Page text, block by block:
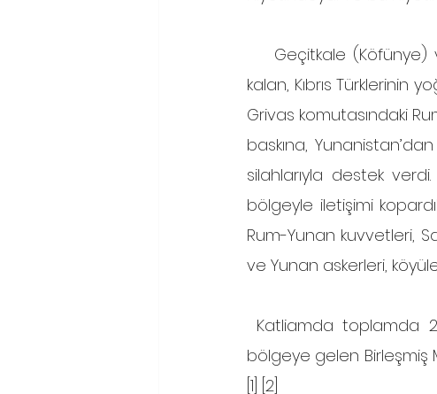
kalan, Kıbrıs Türklerinin
Grivas komutasındaki
baskına,
silahlarıyla destek
bölgeyle iletişimi
Rum-Yunan kuvvetleri,
ve Yunan askerleri,
bölgeye gelen Birleşmiş
[1] [2]